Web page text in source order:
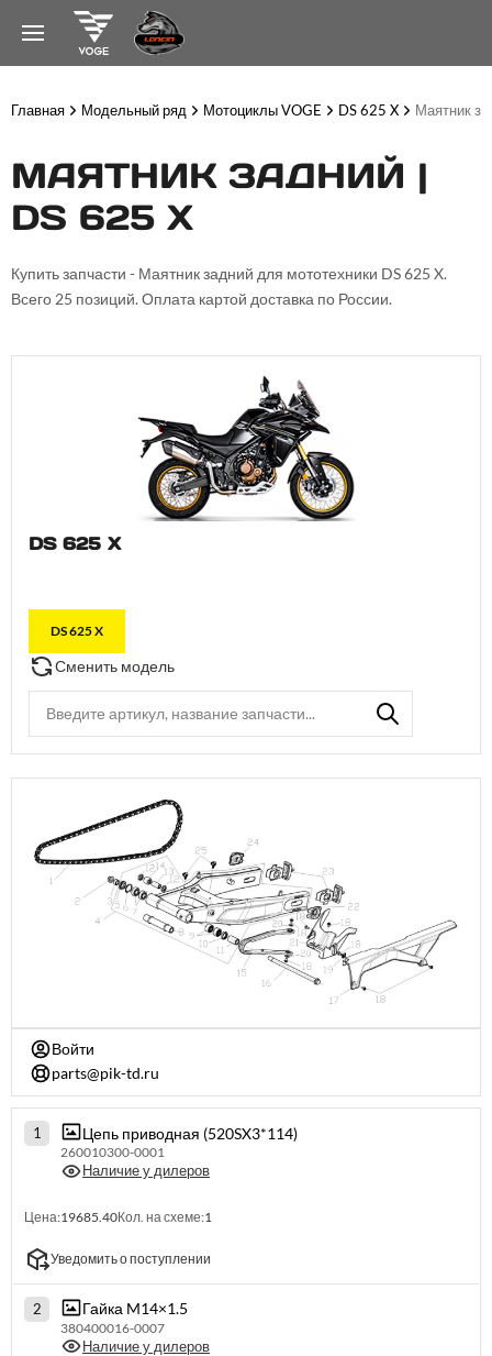
Главная Модельный ряд Мотоциклы VOGE DS 625 X Маятник
МАЯТНИК ЗАДНИЙ |
DS 625 X
Купить запчасти - Маятник задний для мототехники DS 625 X.
Всего 25 позиций. Оплата картой доставка по России.
DS 625 X
DS 625 X
Сменить модель
Войти
parts@pik-td.ru
1 Цепь приводная (520SX3*114)
260010300-0001
Наличие у дилеров
Цена:19685.40Кол. на схеме:1
Уведомить о поступлении
2 Гайка M14×1.5
380400016-0007
Наличие у дилеров